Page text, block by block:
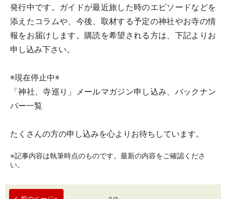
発行中です。ガイドが最近旅した時のエピソードなどを
添えたコラムや、今後、取材する予定の神社やお寺の情
報をお届けします。購読を希望される方は、下記よりお
申し込み下さい。
※現在停止中※
「神社、寺巡り」メールマガジン申し込み、バックナン
バー一覧
たくさんの方の申し込みを心よりお待ちしています。
※記事内容は執筆時点のものです。最新の内容をご確認くださ
い。